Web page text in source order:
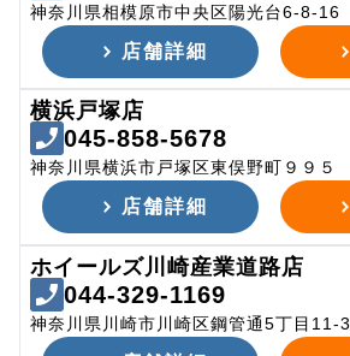
神奈川県相模原市中央区陽光台6-8-16
店舗詳細
横浜戸塚店
045-858-5678
神奈川県横浜市戸塚区東俣野町９９５
店舗詳細
ホイールズ川崎産業道路店
044-329-1169
神奈川県川崎市川崎区鋼管通5丁目11-3